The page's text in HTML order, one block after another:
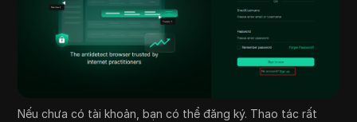
Nếu chưa có tài khoản, bạn có thể đăng ký. Thao tác rất